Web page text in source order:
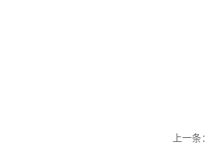
上一条：